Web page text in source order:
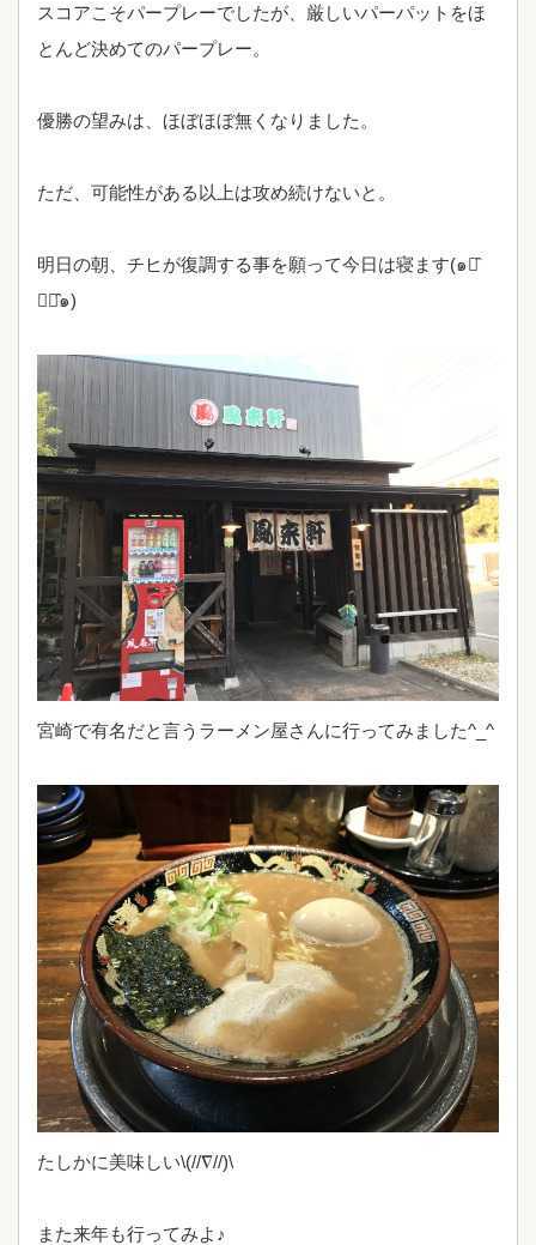
スコアこそパープレーでしたが、厳しいパーパットをほ
とんど決めてのパープレー。
優勝の望みは、ほぼほぼ無くなりました。
ただ、可能性がある以上は攻め続けないと。
明日の朝、チヒが復調する事を願って今日は寝ます(๑･̑
◡･̑๑)
宮崎で有名だと言うラーメン屋さんに行ってみました^_^
たしかに美味しい\(//∇//)\
また来年も行ってみよ♪